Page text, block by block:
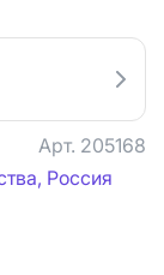
Арт. 205168
Россия